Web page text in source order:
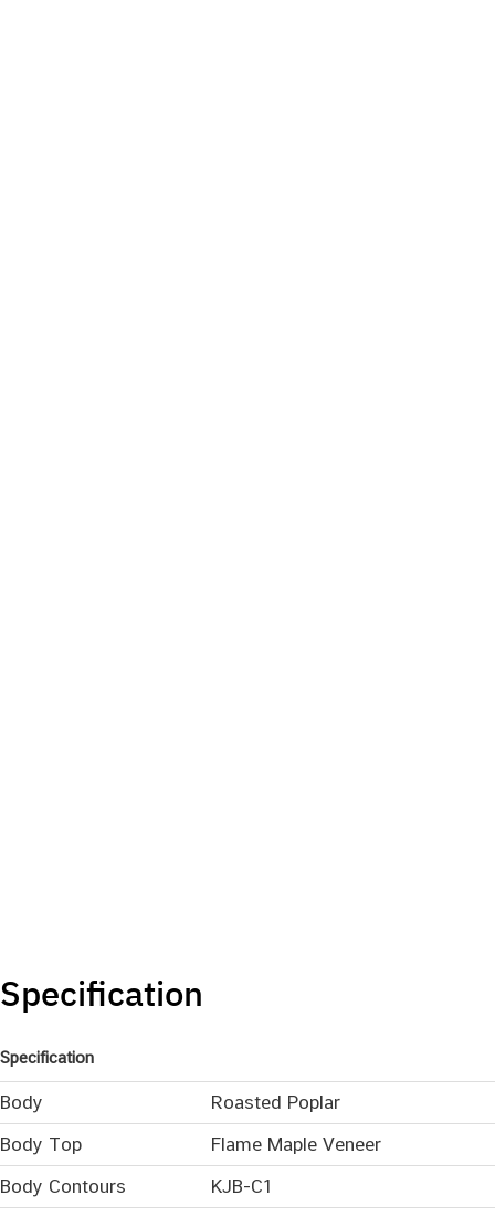
Specification
Specification
Body
Roasted Poplar
Body Top
Flame Maple Veneer
Body Contours
KJB-C1